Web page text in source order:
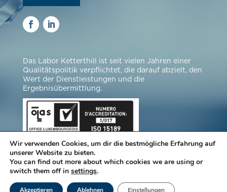
Das Labor Ketterthill ist seit vielen Jahren einer
Qualitätspolitik verpflichtet, die darauf abzielt, den
Wert der Dienstleistungen und die
Ergebnisübermittlung.
Wir verwenden Cookies, um dir die bestmögliche Erfahrung auf
unserer Website zu bieten.
You can find out more about which cookies we are using or
switch them off in settings.
Akzeptieren Ablehnen Einstellungen